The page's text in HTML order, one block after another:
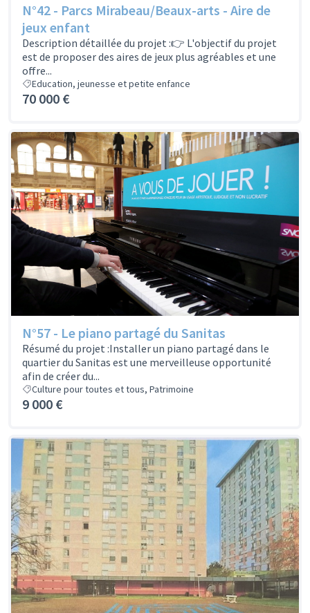
N°42 - Parcs Mirabeau/Beaux-arts - Aire de
jeux enfant
Description détaillée du projet :👉 L'objectif du projet
est de proposer des aires de jeux plus agréables et une
offre...
Education, jeunesse et petite enfance
70 000 €
N°57 - Le piano partagé du Sanitas
Résumé du projet :Installer un piano partagé dans le
quartier du Sanitas est une merveilleuse opportunité
afin de créer du...
Culture pour toutes et tous, Patrimoine
9 000 €